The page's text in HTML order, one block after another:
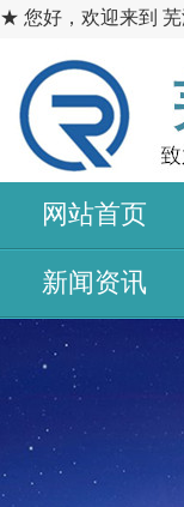
★ 您好，欢迎来到 芜
网站首页
新闻资讯